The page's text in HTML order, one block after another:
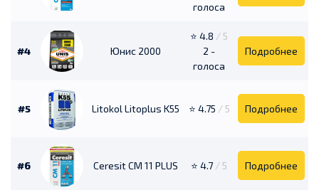
голоса
#4 Юнис 2000
⭐ 4.8 / 5
2 -
голоса
Подробнее
#5 Litokol Litoplus K55 ⭐ 4.75 / 5 Подробнее
#6 Ceresit CM 11 PLUS ⭐ 4.7 / 5 Подробнее